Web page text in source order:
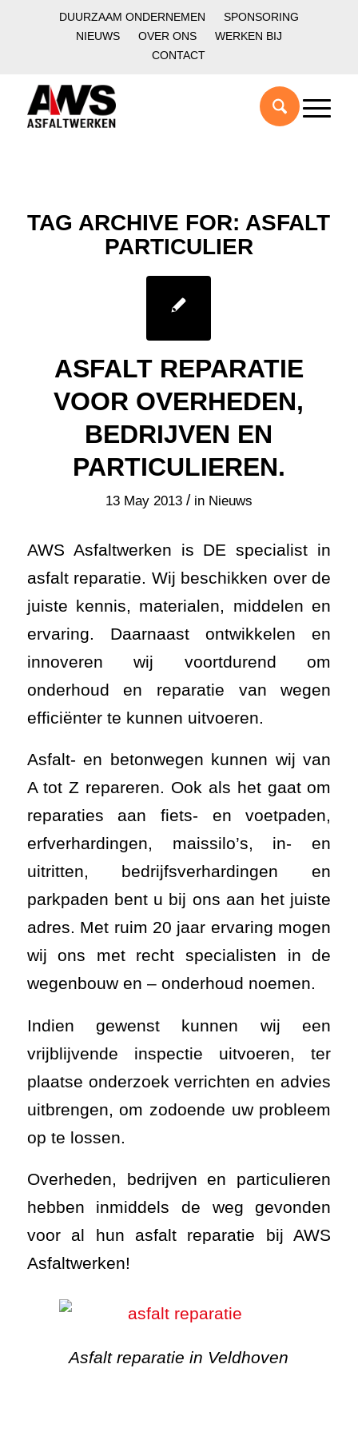
DUURZAAM ONDERNEMEN
SPONSORING
NIEUWS
OVER ONS
WERKEN BIJ
CONTACT
TAG ARCHIVE FOR: ASFALT
PARTICULIER
ASFALT REPARATIE
VOOR OVERHEDEN,
BEDRIJVEN EN
PARTICULIEREN.
13 May 2013 / in Nieuws
AWS Asfaltwerken is DE specialist in
asfalt reparatie. Wij beschikken over de
juiste kennis, materialen, middelen en
ervaring. Daarnaastontwikkelen en
innoveren wij voortdurend om
onderhoud en reparatie van wegen
efficiënter te kunnen uitvoeren.
Asfalt- en betonwegen kunnen wij van
A tot Z repareren. Ook als het gaat om
reparaties aan fiets- en voetpaden,
erfverhardingen, maissilo’s, in- en
uitritten, bedrijfsverhardingen en
parkpaden bent u bij ons aan het juiste
adres. Met ruim 20 jaar ervaring mogen
wij ons met recht specialisten in de
wegenbouw en – onderhoud noemen.
Indien gewenst kunnen wij een
vrijblijvende inspectie uitvoeren, ter
plaatse onderzoek verrichten en advies
uitbrengen, om zodoende uw probleem
op te lossen.
Overheden, bedrijven en particulieren
hebben inmiddels de weg gevonden
voor al hun asfalt reparatie bij AWS
Asfaltwerken!
Asfalt reparatie in Veldhoven